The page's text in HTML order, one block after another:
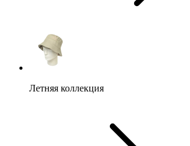
Летняя коллекция